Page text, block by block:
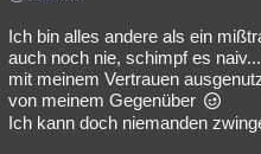
Ich bin alles andere als ein
auch noch nie, schimpf es
mit meinem Vertrauen
von meinem Gegenüber
Ich kann doch niemanden